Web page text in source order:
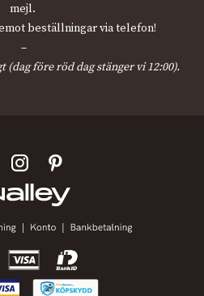
mejl.
beställningar via telefon!
–
(dag före röd dag stänger vi 12:00).